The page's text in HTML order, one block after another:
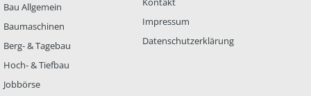
Bau Allgemein
Baumaschinen
Berg- & Tagebau
Hoch- & Tiefbau
Jobbörse
Impressum
Datenschutzerklärung